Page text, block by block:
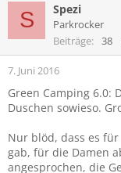
S Spezi
Parkrocker
Beiträge
38
7. Juni 2016
Green Camping 6.0:
Duschen sowieso.
Nur blöd, dass es
gab, für die Damen
angesprochen, die